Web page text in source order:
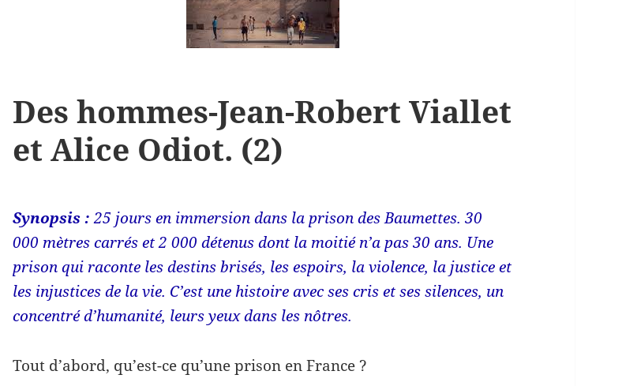
Des hommes-Jean-Robert Viallet
et Alice Odiot. (2)
Synopsis :25 jours en immersion dans la prison des Baumettes. 30
000 mètres carrés et 2 000 détenus dont la moitié n’a pas 30 ans. Une
prison qui raconte les destins brisés, les espoirs, la violence, la justice et
les injustices de la vie. C’est une histoire avec ses cris et ses silences, un
concentré d’humanité, leurs yeux dans les nôtres.
Tout d’abord, qu’est-ce qu’une prison en France ?